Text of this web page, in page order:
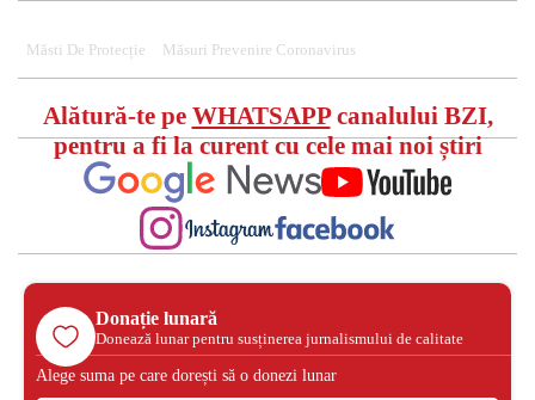
Măsti De Protecție Măsuri Prevenire Coronavirus
Alătură-te pe WHATSAPPcanalului BZI,
pentru a fi la curent cu cele mai noi știri
Donație lunară
Donează lunar pentru susținerea jurnalismului de calitate
Alege suma pe care dorești să o donezi lunar